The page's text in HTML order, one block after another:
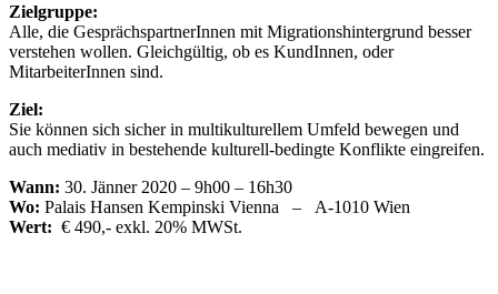
Zielgruppe:
Alle, die GesprächspartnerInnen mit Migrationshintergrund besser
verstehen wollen. Gleichgültig, ob es KundInnen, oder
MitarbeiterInnen sind.
Ziel:
Sie können sich sicher in multikulturellem Umfeld bewegen und
auch mediativ in bestehende kulturell-bedingte Konflikte eingreifen.
Wann: 30. Jänner 2020 – 9h00 – 16h30
Wo: Palais Hansen Kempinski Vienna – A-1010 Wien
Wert: € 490,- exkl. 20% MWSt.